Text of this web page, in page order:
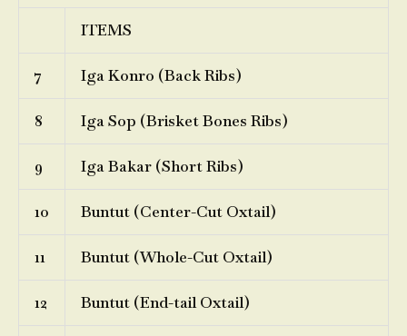
ITEMS
7 Iga Konro (Back Ribs)
8 Iga Sop (Brisket Bones Ribs)
9 Iga Bakar (Short Ribs)
10 Buntut (Center-Cut Oxtail)
11 Buntut (Whole-Cut Oxtail)
12 Buntut (End-tail Oxtail)